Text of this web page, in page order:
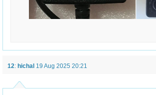
12: hichal 19 Aug 2025 20:21